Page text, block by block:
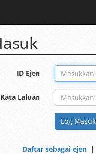
ID Ejen
Kata Laluan
Log Masuk
Daftar sebagai ejen |